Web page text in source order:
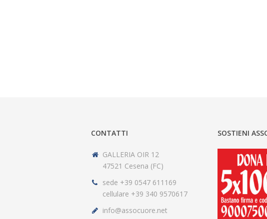
CONTATTI
GALLERIA OIR 12
47521 Cesena (FC)
sede +39 0547 611169
cellulare +39 340 9570617
info@assocuore.net
SOSTIENI